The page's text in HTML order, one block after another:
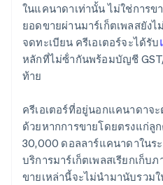
ในแคนาดาเท่านั้น ไม่ใช่การข
ยอดขายผ่านมาร์เก็ตเพลสยัง
จดทะเบียน ครีเอเตอร์จะได้รับ
หลักที่ไม่ซ้ํากันพร้อมบัญชี
ท้าย
ครีเอเตอร์ที่อยู่นอกแคนาดาจ
ด้วยหากการขายโดยตรงแก่ลู
30,000 ดอลลาร์แคนาดาในระ
บริการมาร์เก็ตเพลสเรียกเก็บ
ขายเหล่านี้จะไม่นำมานับรวม